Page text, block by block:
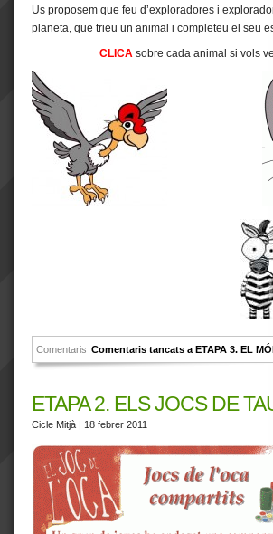
Us proposem que feu d’exploradores i
planeta, que trieu un animal i completeu el seu
CLICA sobre cada animal si vols
Comentaris Comentaris tancats a ETAPA 3. EL
ETAPA 2. ELS JOCS DE
Cicle Mitjà | 18 febrer 2011